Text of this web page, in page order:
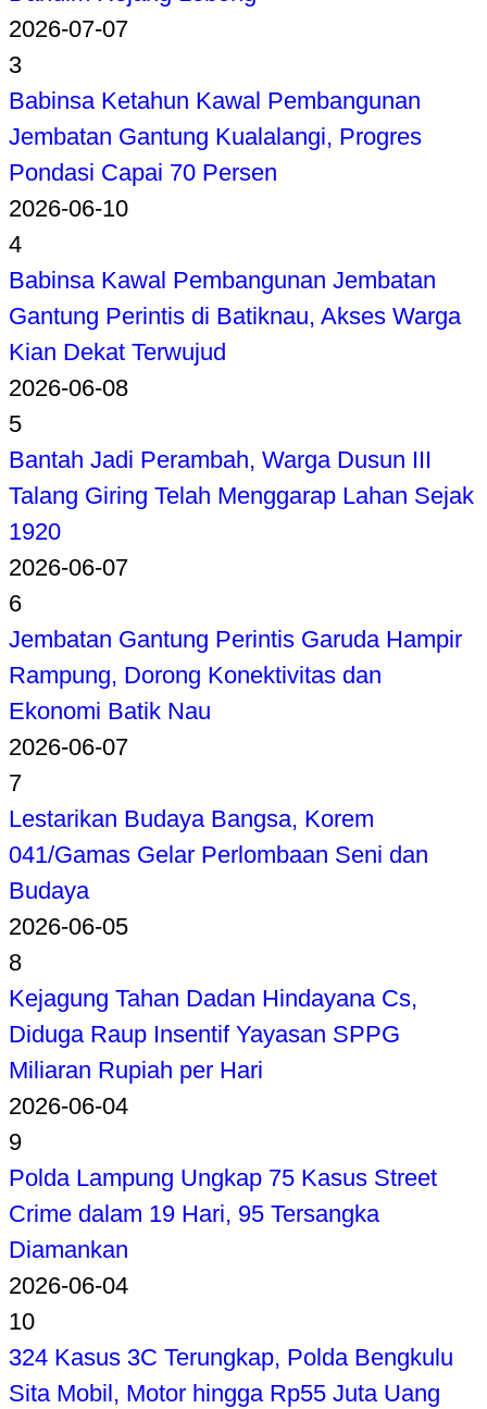
2026-07-07
3
Babinsa Ketahun Kawal Pembangunan
Jembatan Gantung Kualalangi, Progres
Pondasi Capai 70 Persen
2026-06-10
4
Babinsa Kawal Pembangunan Jembatan
Gantung Perintis di Batiknau, Akses Warga
Kian Dekat Terwujud
2026-06-08
5
Bantah Jadi Perambah, Warga Dusun III
Talang Giring Telah Menggarap Lahan Sejak
1920
2026-06-07
6
Jembatan Gantung Perintis Garuda Hampir
Rampung, Dorong Konektivitas dan
Ekonomi Batik Nau
2026-06-07
7
Lestarikan Budaya Bangsa, Korem
041/Gamas Gelar Perlombaan Seni dan
Budaya
2026-06-05
8
Kejagung Tahan Dadan Hindayana Cs,
Diduga Raup Insentif Yayasan SPPG
Miliaran Rupiah per Hari
2026-06-04
9
Polda Lampung Ungkap 75 Kasus Street
Crime dalam 19 Hari, 95 Tersangka
Diamankan
2026-06-04
10
324 Kasus 3C Terungkap, Polda Bengkulu
Sita Mobil, Motor hingga Rp55 Juta Uang